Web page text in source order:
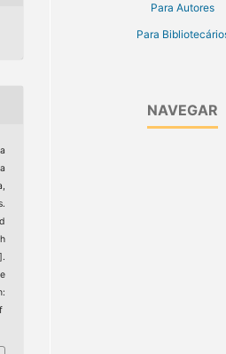
Para Autores
Para
NAVEGAR